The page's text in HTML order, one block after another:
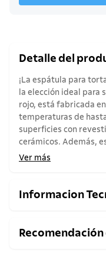
Detalle del
¡La espátula para
la elección ideal para
rojo, está fabricada
temperaturas de
superficies con
cerámicos. Además,
Ver más
Informacion
Recomendación